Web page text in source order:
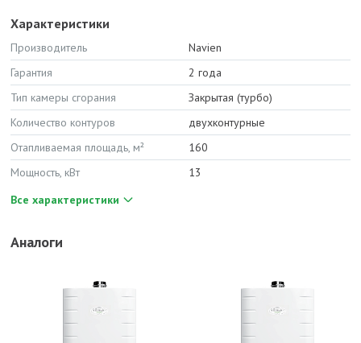
Характеристики
Производитель
Navien
Гарантия
2 года
Тип камеры сгорания
Закрытая (турбо)
Количество контуров
двухконтурные
Отапливаемая площадь, м²
160
Мощность, кВт
13
Все характеристики
Аналоги